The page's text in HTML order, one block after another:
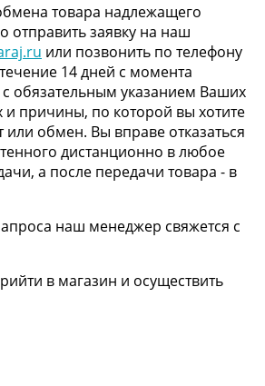
товара надлежащего
отправить заявку на наш
или позвонить по телефону
14 дней с момента
обязательным указанием Ваших
и причины, по которой вы хотите
или обмен. Вы вправе отказаться
дистанционно в любое
а после передачи товара - в
наш менеджер свяжется с
в магазин и осуществить